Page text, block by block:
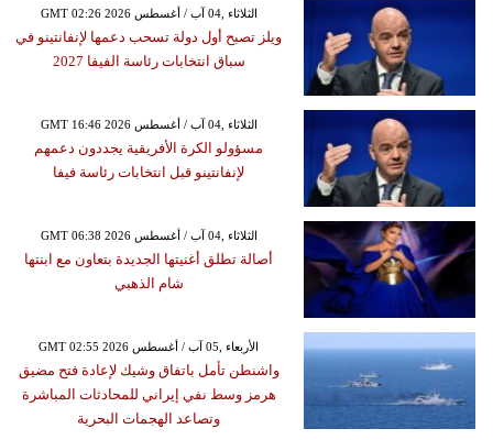
GMT 02:26 2026 الثلاثاء ,04 آب / أغسطس
ويلز تصبح أول دولة تسحب دعمها لإنفانتينو في
سباق انتخابات رئاسة الفيفا 2027
GMT 16:46 2026 الثلاثاء ,04 آب / أغسطس
مسؤولو الكرة الأفريقية يجددون دعمهم
لإنفانتينو قبل انتخابات رئاسة فيفا
GMT 06:38 2026 الثلاثاء ,04 آب / أغسطس
أصالة تطلق أغنيتها الجديدة بتعاون مع ابنتها
شام الذهبي
GMT 02:55 2026 الأربعاء ,05 آب / أغسطس
واشنطن تأمل باتفاق وشيك لإعادة فتح مضيق
هرمز وسط نفي إيراني للمحادثات المباشرة
وتصاعد الهجمات البحرية